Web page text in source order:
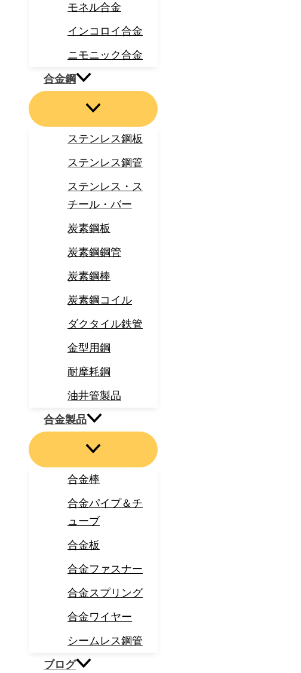
モネル合金
インコロイ合金
ニモニック合金
合金鋼
ステンレス鋼板
ステンレス鋼管
ステンレス・ス
チール・バー
炭素鋼板
炭素鋼鋼管
炭素鋼棒
炭素鋼コイル
ダクタイル鉄管
金型用鋼
耐摩耗鋼
油井管製品
合金製品
合金棒
合金パイプ＆チ
ューブ
合金板
合金ファスナー
合金スプリング
合金ワイヤー
シームレス鋼管
ブログ